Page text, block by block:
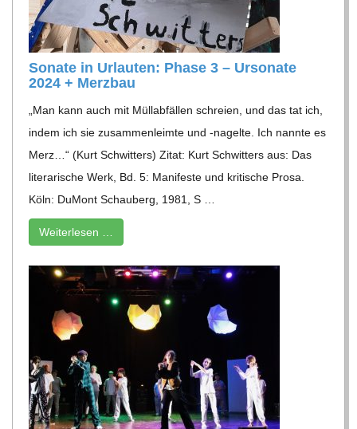
Sonate in Urlau­ten: Phase 3 – Urso­nate
2024 + Merzbau
„Man kann auch mit Müll­ab­fäl­len schreien, und das tat ich,
indem ich sie zusam­men­leimte und ‑nagelte. Ich nannte es
Merz…“ (Kurt Schwit­ters) Zitat: Kurt Schwit­ters aus: Das
lite­ra­ri­sche Werk, Bd. 5: Mani­feste und kri­ti­sche Prosa.
Köln: DuMont Schau­berg, 1981, S …
Wei­ter­le­sen …